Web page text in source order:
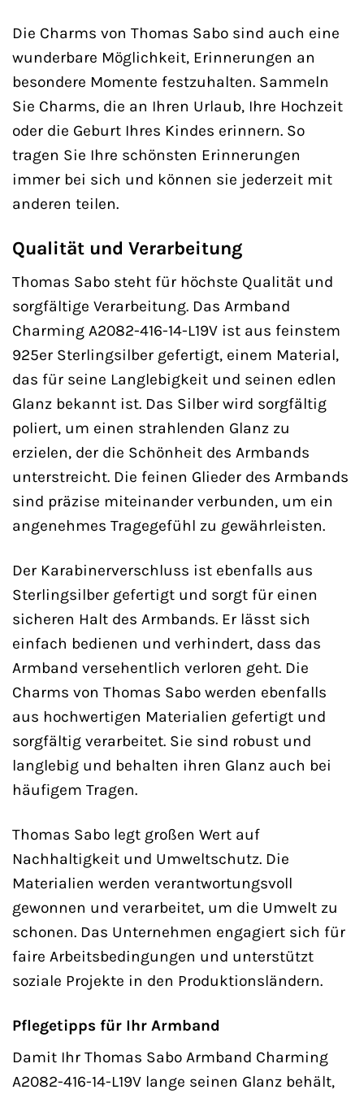
Die Charms von Thomas Sabo sind auch eine
wunderbare Möglichkeit, Erinnerungen an
besondere Momente festzuhalten. Sammeln
Sie Charms, die an Ihren Urlaub, Ihre Hochzeit
oder die Geburt Ihres Kindes erinnern. So
tragen Sie Ihre schönsten Erinnerungen
immer bei sich und können sie jederzeit mit
anderen teilen.
Qualität und Verarbeitung
Thomas Sabo steht für höchste Qualität und
sorgfältige Verarbeitung. Das Armband
Charming A2082-416-14-L19V ist aus feinstem
925er Sterlingsilber gefertigt, einem Material,
das für seine Langlebigkeit und seinen edlen
Glanz bekannt ist. Das Silber wird sorgfältig
poliert, um einen strahlenden Glanz zu
erzielen, der die Schönheit des Armbands
unterstreicht. Die feinen Glieder des Armbands
sind präzise miteinander verbunden, um ein
angenehmes Tragegefühl zu gewährleisten.
Der Karabinerverschluss ist ebenfalls aus
Sterlingsilber gefertigt und sorgt für einen
sicheren Halt des Armbands. Er lässt sich
einfach bedienen und verhindert, dass das
Armband versehentlich verloren geht. Die
Charms von Thomas Sabo werden ebenfalls
aus hochwertigen Materialien gefertigt und
sorgfältig verarbeitet. Sie sind robust und
langlebig und behalten ihren Glanz auch bei
häufigem Tragen.
Thomas Sabo legt großen Wert auf
Nachhaltigkeit und Umweltschutz. Die
Materialien werden verantwortungsvoll
gewonnen und verarbeitet, um die Umwelt zu
schonen. Das Unternehmen engagiert sich für
faire Arbeitsbedingungen und unterstützt
soziale Projekte in den Produktionsländern.
Pflegetipps für Ihr Armband
Damit Ihr Thomas Sabo Armband Charming
A2082-416-14-L19V lange seinen Glanz behält,